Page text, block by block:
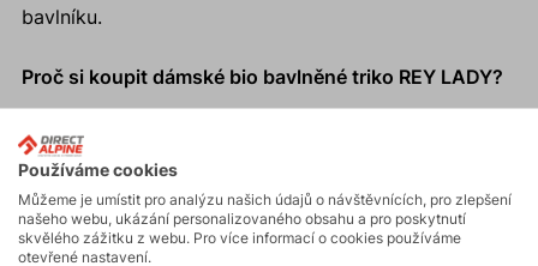
bavlníku.
Proč si koupit dámské bio bavlněné triko REY LADY?
Příjemný materiál –
regular střih.
Barva materiálu vychází z druhu bavlníku, následně se
již nedobarvuje.
Používáme cookies
Můžeme je umístit pro analýzu našich údajů o návštěvnících, pro zlepšení
našeho webu, ukázání personalizovaného obsahu a pro poskytnutí
skvělého zážitku z webu. Pro více informací o cookies používáme
otevřené nastavení.